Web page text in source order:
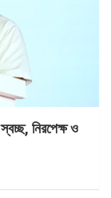
নিরপেক্ষ ও